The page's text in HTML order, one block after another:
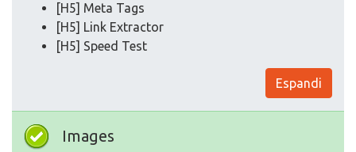
[H5] Meta Tags
[H5] Link Extractor
[H5] Speed Test
Espandi
Images